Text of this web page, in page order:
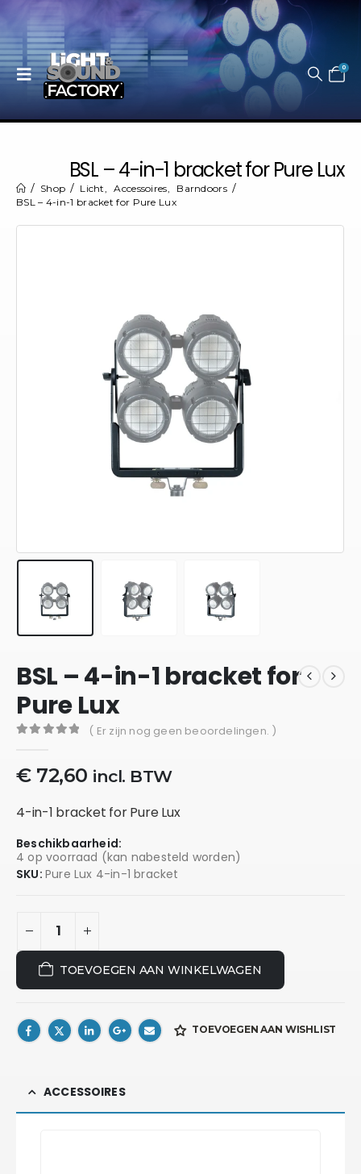
0
BSL – 4-in-1 bracket for Pure Lux
Shop Licht, Accessoires,
Barndoors
BSL – 4-in-1 bracket for Pure Lux
BSL – 4-in-1 bracket for
Pure Lux
( Er zijn nog geen beoordelingen. )
€72,60 incl. BTW
4-in-1 bracket for Pure Lux
Beschikbaarheid:
4 op voorraad (kan nabesteld worden)
SKU: Pure Lux 4-in-1 bracket
TOEVOEGEN AAN WINKELWAGEN
TOEVOEGEN AAN WISHLIST
ACCESSOIRES